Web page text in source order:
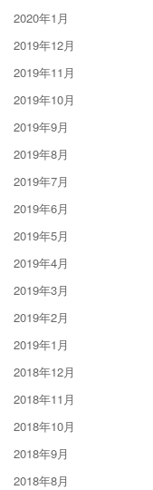
2020年1月
2019年12月
2019年11月
2019年10月
2019年9月
2019年8月
2019年7月
2019年6月
2019年5月
2019年4月
2019年3月
2019年2月
2019年1月
2018年12月
2018年11月
2018年10月
2018年9月
2018年8月